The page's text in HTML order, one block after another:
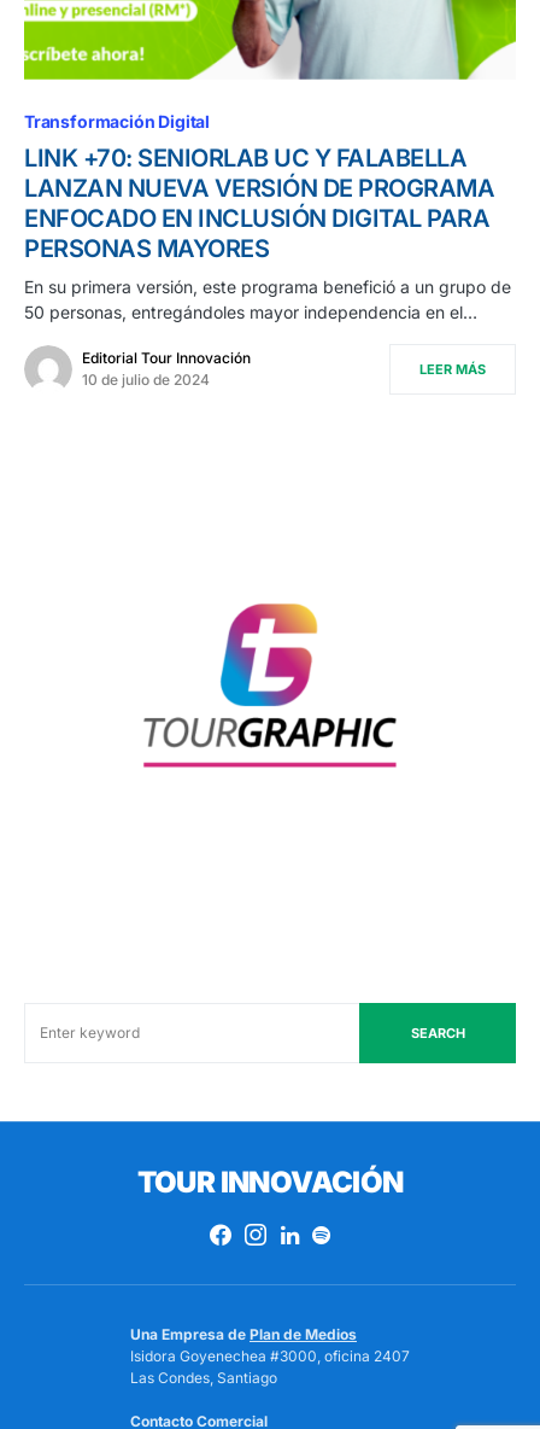
Transformación Digital
LINK +70: SENIORLAB UC Y FALABELLA
LANZAN NUEVA VERSIÓN DE PROGRAMA
ENFOCADO EN INCLUSIÓN DIGITAL PARA
PERSONAS MAYORES
En su primera versión, este programa benefició a un grupo de
50 personas, entregándoles mayor independencia en el…
Editorial Tour Innovación
10 de julio de 2024
LEER MÁS
SEARCH
TOUR INNOVACIÓN
Una Empresa de Plan de Medios
Isidora Goyenechea #3000, oficina 2407
Las Condes, Santiago
Contacto Comercial